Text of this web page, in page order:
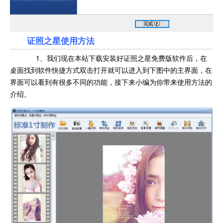
证照之星使用方法
1、我们现在本站下载安装好证照之星免费版软件后，在
桌面找到软件快捷方式双击打开就可以进入到下图中的主界面，在
界面可以看到有很多不同的功能，接下来小编为你带来使用方法的
介绍。